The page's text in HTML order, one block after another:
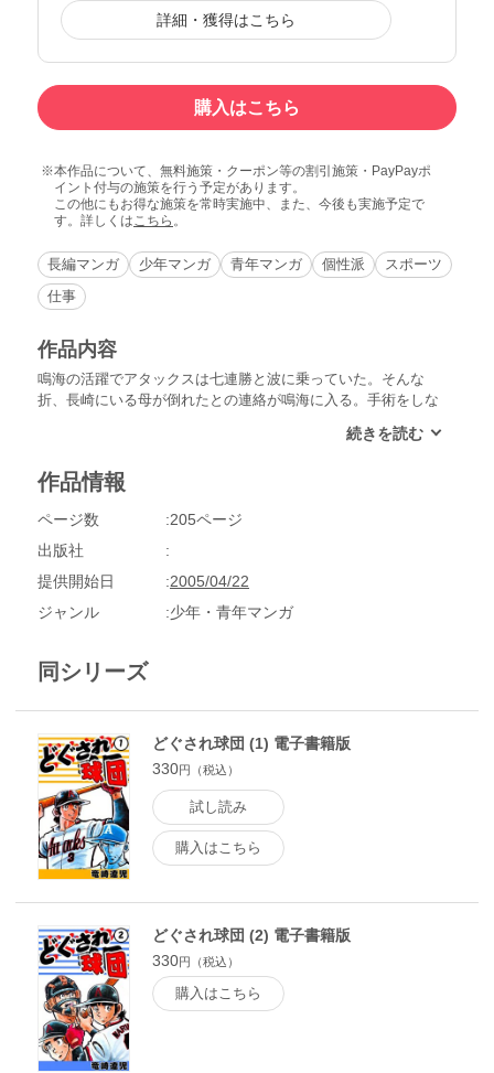
詳細・獲得はこちら
購入はこちら
本作品について、無料施策・クーポン等の割引施策・PayPayポ
イント付与の施策を行う予定があります。
この他にもお得な施策を常時実施中、また、今後も実施予定で
す。詳しくはこちら 。
長編マンガ 少年マンガ 青年マンガ 個性派
スポーツ
仕事
作品内容
鳴海の活躍でアタックスは七連勝と波に乗っていた。そんな
折、長崎にいる母が倒れたとの連絡が鳴海に入る。手術をしな
うとせず、試合に出ることを選らぶ。「母親が5分と5分の手術
ば母の病気も治るはずだと一打に賭け試合にのぞむ。
作品情報
ページ数
205ページ
出版社
提供開始日
2005/04/22
ジャンル
少年・青年マンガ
同シリーズ
どぐされ球団 (1) 電子書籍版
330円（税込）
試し読み
購入はこちら
どぐされ球団 (2) 電子書籍版
330円（税込）
購入はこちら